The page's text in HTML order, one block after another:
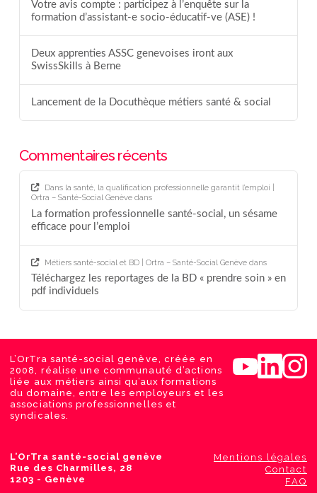
Votre avis compte : participez à l’enquête sur la
formation d’assistant-e socio-éducatif-ve (ASE) !
Deux apprenties ASSC genevoises iront aux
SwissSkills à Berne
Lancement de la Docuthèque métiers santé & social
Commentaires récents
Dans la santé, la qualification professionnelle garantit l’emploi |
Ortra – Santé-Social Genèvedans
La formation professionnelle santé-social, un sésame
efficace pour l’emploi
Métiers santé-social et BD | Ortra – Santé-Social Genèvedans
Téléchargez les reportages de la BD « prendre soin » en
pdf individuels
L’OrTra santé-social genève, créée en
2008, réalise une communauté d’actions
liée aux métiers ainsi qu’aux formations
du domaine, entre les employeurs et les
associations professionnelles et
syndicales.
L’OrTra santé-social genève
Rue des Charmilles, 28
1203 - Genève
Mentions légales
Contact
FAQ